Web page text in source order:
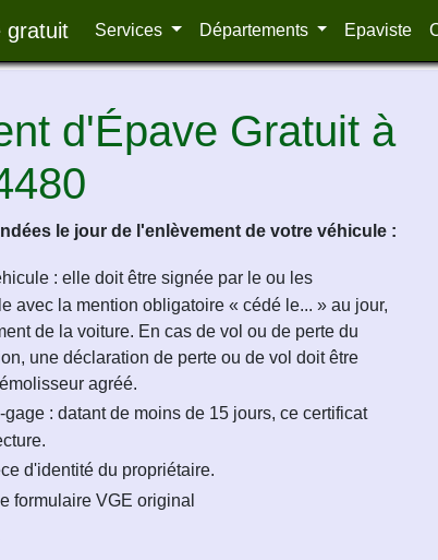
gratuit Services Départements Epaviste
d'Épave Gratuit à
le jour de l'enlèvement de votre véhicule :
: elle doit être signée par le ou les
avec la mention obligatoire « cédé le... » au jour,
de la voiture. En cas de vol ou de perte du
une déclaration de perte ou de vol doit être
agréé.
: datant de moins de 15 jours, ce certificat
d'identité du propriétaire.
formulaire VGE original